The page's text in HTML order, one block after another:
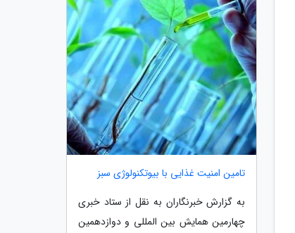
تامین امنیت غذایی با بیوتکنولوژی سبز
به گزارش خبرنگاران به نقل از ستاد خبری
چهارمین همایش بین المللی و دوازدهمین